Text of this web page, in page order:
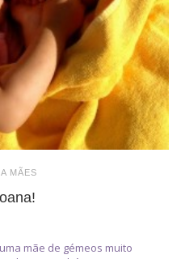
MÃES
mãe de gémeos muito